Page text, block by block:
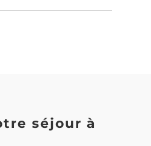
séjour à